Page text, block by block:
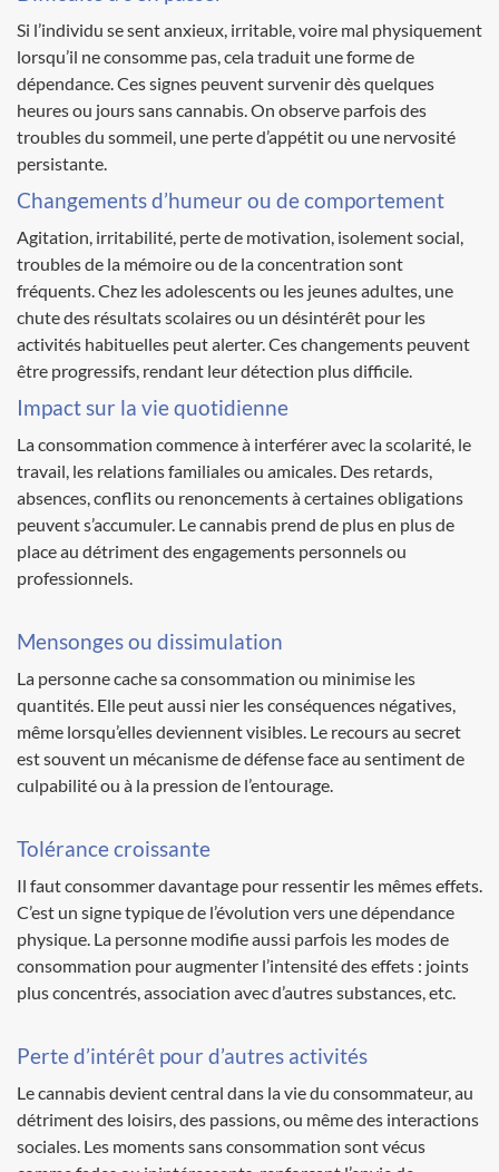
Si l’individu se sent anxieux, irritable, voire mal physiquement
lorsqu’il ne consomme pas, cela traduit une forme de
dépendance. Ces signes peuvent survenir dès quelques
heures ou jours sans cannabis. On observe parfois des
troubles du sommeil, une perte d’appétit ou une nervosité
persistante.
Changements d’humeur ou de comportement
Agitation, irritabilité, perte de motivation, isolement social,
troubles de la mémoire ou de la concentration sont
fréquents. Chez les adolescents ou les jeunes adultes, une
chute des résultats scolaires ou un désintérêt pour les
activités habituelles peut alerter. Ces changements peuvent
être progressifs, rendant leur détection plus difficile.
Impact sur la vie quotidienne
La consommation commence à interférer avec la scolarité, le
travail, les relations familiales ou amicales. Des retards,
absences, conflits ou renoncements à certaines obligations
peuvent s’accumuler. Le cannabis prend de plus en plus de
place au détriment des engagements personnels ou
professionnels.
Mensonges ou dissimulation
La personne cache sa consommation ou minimise les
quantités. Elle peut aussi nier les conséquences négatives,
même lorsqu’elles deviennent visibles. Le recours au secret
est souvent un mécanisme de défense face au sentiment de
culpabilité ou à la pression de l’entourage.
Tolérance croissante
Il faut consommer davantage pour ressentir les mêmes effets.
C’est un signe typique de l’évolution vers une dépendance
physique. La personne modifie aussi parfois les modes de
consommation pour augmenter l’intensité des effets : joints
plus concentrés, association avec d’autres substances, etc.
Perte d’intérêt pour d’autres activités
Le cannabis devient central dans la vie du consommateur, au
détriment des loisirs, des passions, ou même des interactions
sociales. Les moments sans consommation sont vécus